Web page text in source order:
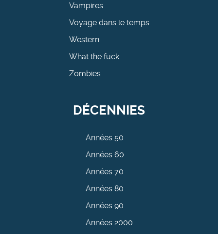
Vampires
Voyage dans le temps
Western
What the fuck
Zombies
DÉCENNIES
Années 50
Années 60
Années 70
Années 80
Années 90
Années 2000